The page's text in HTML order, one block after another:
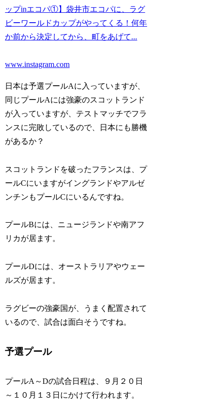
ップinエコパ①】袋井市エコパに、ラグ
ビーワールドカップがやってくる！何年
か前から決定してから、町をあげて...
www.instagram.com
日本は予選プールAに入っていますが、
同じプールAには強豪のスコットランド
が入っていますが、テストマッチでフラ
ンスに完敗しているので、日本にも勝機
があるか？
スコットランドを破ったフランスは、プ
ールCにいますがイングランドやアルゼ
ンチンもプールCにいるんですね。
プールBには、ニュージランドや南アフ
リカが居ます。
プールDには、オーストラリアやウェー
ルズが居ます。
ラグビーの強豪国が、うまく配置されて
いるので、試合は面白そうですね。
予選プール
プールA～Dの試合日程は、９月２０日
～１０月１３日にかけて行われます。